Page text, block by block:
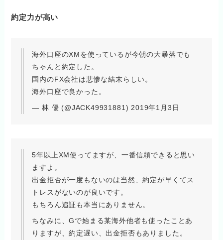
約定力が高い
海外口座のXMを使っているが今朝の大暴落でも
ちゃんと約定した。
国内のFX会社は悲惨な結末らしい。
海外口座で良かった。
— 林 優 (@JACK49931881) 2019年1月3日
5年以上XM使ってますが、一番信頼できると思い
ますよ。
出金拒否が一度もないのは当然、約定が早くてス
トレスがないのが良いです。
もちろん追証も本当にありません。
ちなみに、Gで始まる某海外他者も使ったことあ
りますが、約定遅い、出金拒否もありました。